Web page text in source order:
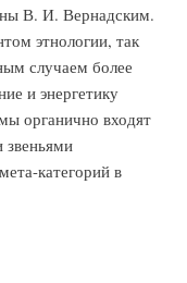
В. И. Вернадским.
этнологии, так
случаем более
и энергетику
органично входят
звеньями
категорий в